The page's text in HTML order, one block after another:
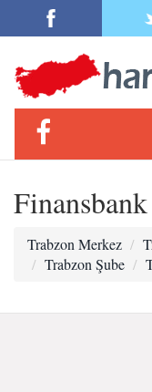
Finansbank
Trabzon Merkez
Trabzon Şube